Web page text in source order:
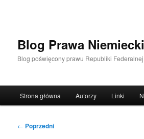
Blog Prawa
Blog poświęcony prawu Republiki
Strona główna Autorzy Linki
Nawigacja
← Poprzedni